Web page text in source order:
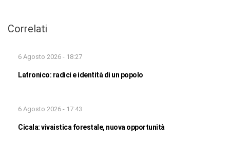
Correlati
6 Agosto 2026 - 18:27
Latronico: radici e identità di un popolo
6 Agosto 2026 - 17:43
Cicala: vivaistica forestale, nuova opportunità